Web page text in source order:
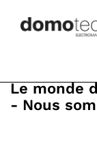
Le monde
- Nous